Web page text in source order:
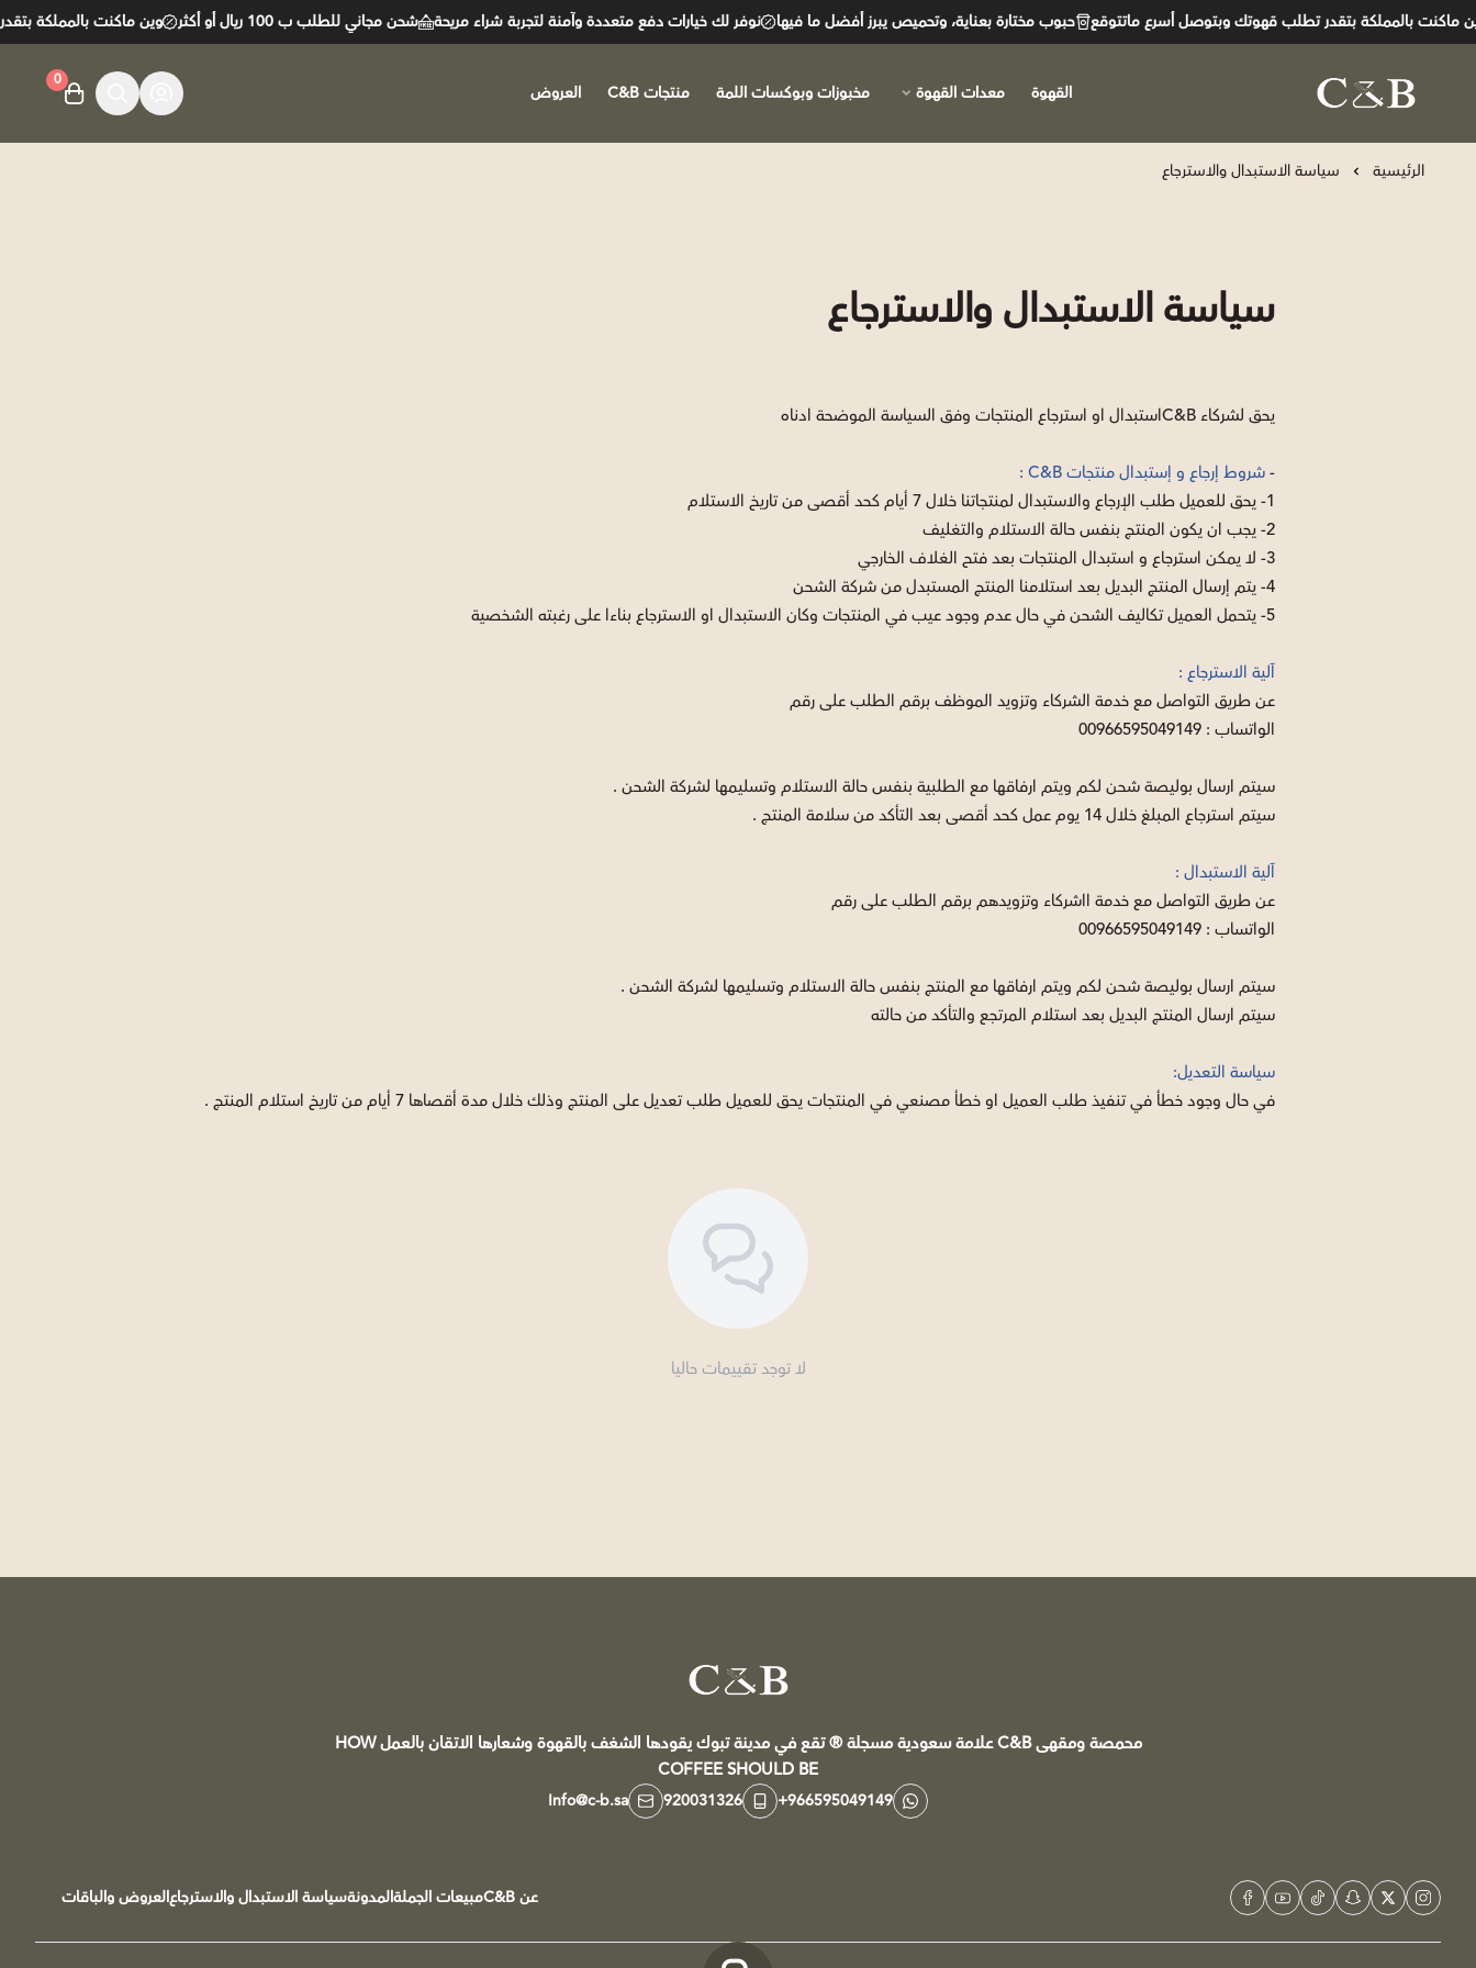
بالمملكة بتقدر تطلب قهوتك وبتوصل أسرع ماتتوقع حبوب مختارة بعناية، وتحميص يبرز أفضل ما فيها نوفر لك خيارات دفع متعددة وآمنة لتجربة شراء مريحة شحن مجاني للطلب ب 100 ريال أو أكثر وين ماكنت بالمملكة
C&B القهوة معدات القهوة مخبوزات وبوكسات اللمة منتجات C&B العروض
0
الرئيسية سياسة الاستبدال والاسترجاع
سياسة الاستبدال والاسترجاع
يحق لشركاء C&Bاستبدال او استرجاع المنتجات وفق السياسة الموضحة ادناه
-شروط إرجاع و إستبدال منتجات C&B :
1- يحق للعميل طلب الإرجاع والاستبدال لمنتجاتنا خلال 7 أيام كحد أقصى من تاريخ الاستلام
2- يجب ان يكون المنتج بنفس حالة الاستلام والتغليف
3- لا يمكن استرجاع و استبدال المنتجات بعد فتح الغلاف الخارجي
4- يتم إرسال المنتج البديل بعد استلامنا المنتج المستبدل من شركة الشحن
5- يتحمل العميل تكاليف الشحن في حال عدم وجود عيب في المنتجات وكان الاستبدال او الاسترجاع بناءا على رغبته الشخصية
آلية الاسترجاع :
عن طريق التواصل مع خدمة الشركاء وتزويد الموظف برقم الطلب على رقم
الواتساب : 00966595049149
سيتم ارسال بوليصة شحن لكم ويتم ارفاقها مع الطلبية بنفس حالة الاستلام وتسليمها لشركة الشحن .
سيتم استرجاع المبلغ خلال 14 يوم عمل كحد أقصى بعد التأكد من سلامة المنتج .
آلية الاستبدال :
عن طريق التواصل مع خدمة ااشركاء وتزويدهم برقم الطلب على رقم
الواتساب : 00966595049149
سيتم ارسال بوليصة شحن لكم ويتم ارفاقها مع المنتج بنفس حالة الاستلام وتسليمها لشركة الشحن .
سيتم ارسال المنتج البديل بعد استلام المرتجع والتأكد من حالته
سياسة التعديل:
في حال وجود خطأ في تنفيذ طلب العميل او خطأ مصنعي في المنتجات يحق للعميل طلب تعديل على المنتج وذلك خلال مدة أقصاها 7 أيام من تاريخ استلام المنتج .
لا توجد تقييمات حاليا
محمصة ومقهى C&B علامة سعودية مسجلة ®️ تقع في مدينة تبوك يقودها الشغف بالقهوة وشعارها الاتقان بالعمل HOW
COFFEE SHOULD BE
+966595049149
920031326
Info@c-b.sa
عن C&B مبيعات الجملةالمدونةسياسة الاستبدال والاسترجاعالعروض والباقات